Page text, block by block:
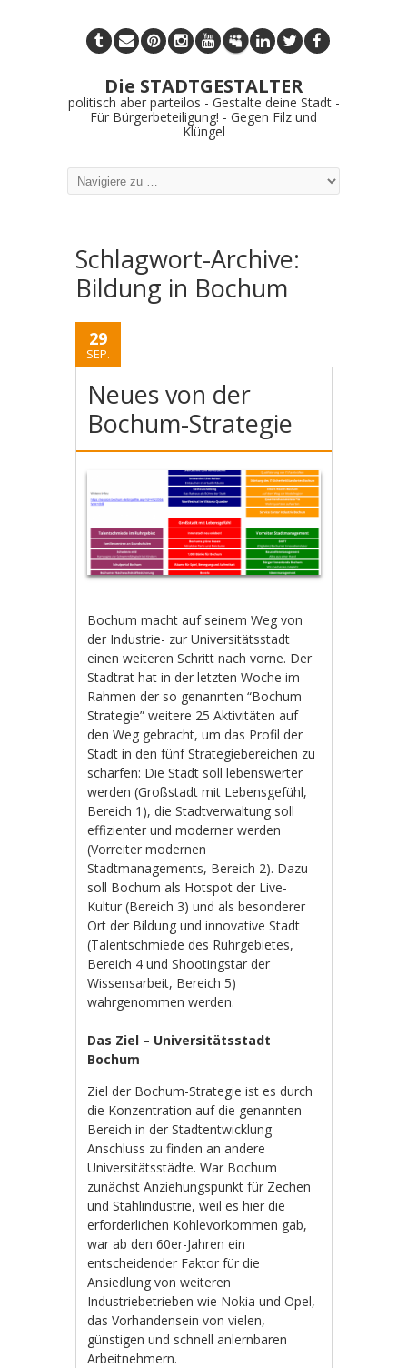
Die STADTGESTALTER
politisch aber parteilos - Gestalte deine Stadt -
Für Bürgerbeteiligung! - Gegen Filz und
Klüngel
Schlagwort-Archive:
Bildung in Bochum
29
SEP.
Neues von der
Bochum-Strategie
Bochum macht auf seinem Weg von
der Industrie- zur Universitätsstadt
einen weiteren Schritt nach vorne. Der
Stadtrat hat in der letzten Woche im
Rahmen der so genannten “Bochum
Strategie” weitere 25 Aktivitäten auf
den Weg gebracht, um das Profil der
Stadt in den fünf Strategiebereichen zu
schärfen: Die Stadt soll lebenswerter
werden (Großstadt mit Lebensgefühl,
Bereich 1), die Stadtverwaltung soll
effizienter und moderner werden
(Vorreiter modernen
Stadtmanagements, Bereich 2). Dazu
soll Bochum als Hotspot der Live-
Kultur (Bereich 3) und als besonderer
Ort der Bildung und innovative Stadt
(Talentschmiede des Ruhrgebietes,
Bereich 4 und Shootingstar der
Wissensarbeit, Bereich 5)
wahrgenommen werden.
Das Ziel – Universitätsstadt
Bochum
Ziel der Bochum-Strategie ist es durch
die Konzentration auf die genannten
Bereich in der Stadtentwicklung
Anschluss zu finden an andere
Universitätsstädte. War Bochum
zunächst Anziehungspunkt für Zechen
und Stahlindustrie, weil es hier die
erforderlichen Kohlevorkommen gab,
war ab den 60er-Jahren ein
entscheidender Faktor für die
Ansiedlung von weiteren
Industriebetrieben wie Nokia und Opel,
das Vorhandensein von vielen,
günstigen und schnell anlernbaren
Arbeitnehmern.